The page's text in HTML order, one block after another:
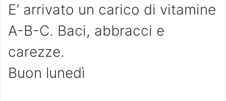
E’ arrivato un carico di vitamine
A-B-C. Baci, abbracci e
carezze.
Buon lunedì